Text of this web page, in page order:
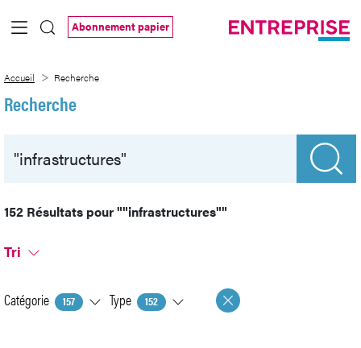
Saut au contenu principal
Abonnement papier
Accueil Recherche
Recherche
152 Résultats pour""infrastructures""
Tri
Catégorie 157 Type 152